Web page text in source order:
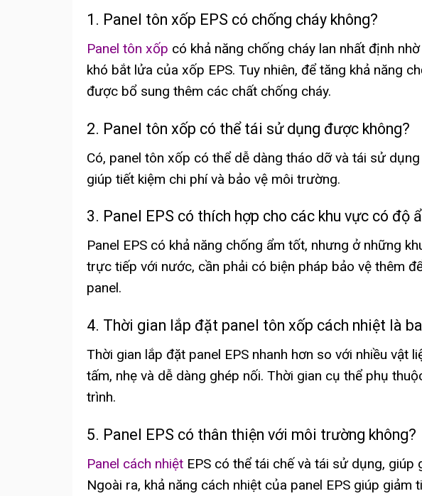
1. Panel tôn xốp EPS có chống cháy không?
Panel tôn xốp có khả năng chống cháy lan nhất định
khó bắt lửa của xốp EPS. Tuy nhiên, để tăng khả năng
được bổ sung thêm các chất chống cháy.
2. Panel tôn xốp có thể tái sử dụng được không?
Có, panel tôn xốp có thể dễ dàng tháo dỡ và tái sử
giúp tiết kiệm chi phí và bảo vệ môi trường.
3. Panel EPS có thích hợp cho các khu vực có độ
Panel EPS có khả năng chống ẩm tốt, nhưng ở những
trực tiếp với nước, cần phải có biện pháp bảo vệ thêm
panel.
4. Thời gian lắp đặt panel tôn xốp cách nhiệt là
Thời gian lắp đặt panel EPS nhanh hơn so với nhiều vật
tấm, nhẹ và dễ dàng ghép nối. Thời gian cụ thể phụ
trình.
5. Panel EPS có thân thiện với môi trường không?
Panel cách nhiệt EPS có thể tái chế và tái sử dụng,
Ngoài ra, khả năng cách nhiệt của panel EPS giúp